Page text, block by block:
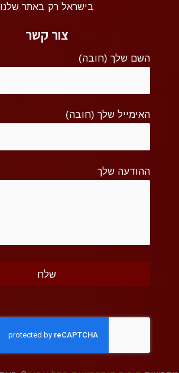
בישראל רק באתר שלנו
צור קשר
השם שלך (חובה)
האימייל שלך (חובה)
ההודעה שלך